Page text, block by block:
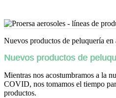
Nuevos productos de peluquería en
Nuevos productos de
Mientras nos acostumbramos a la
COVID, nos tomamos el tiempo
productos.